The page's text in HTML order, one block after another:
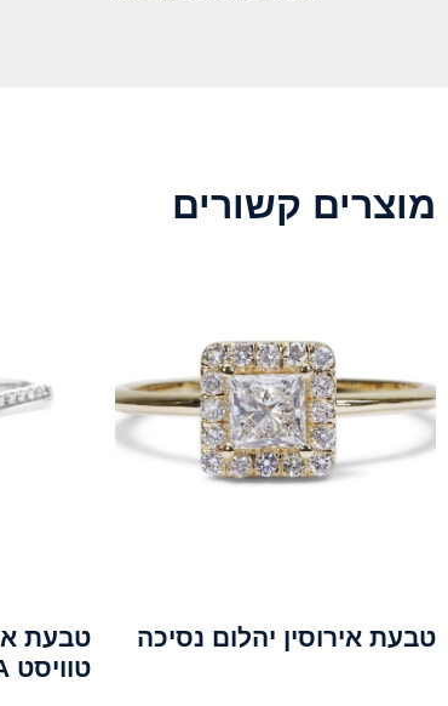
מוצרים קשורים
טבעת אירוסין יהלום נסיכה
טבעת
טוויסט GIA